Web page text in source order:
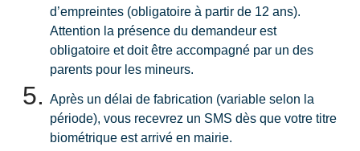
d’empreintes (obligatoire à partir de 12 ans).
Attention la présence du demandeur est
obligatoire et doit être accompagné par un des
parents pour les mineurs.
Après un délai de fabrication (variable selon la
période), vous recevrez un SMS dès que votre titre
biométrique est arrivé en mairie.